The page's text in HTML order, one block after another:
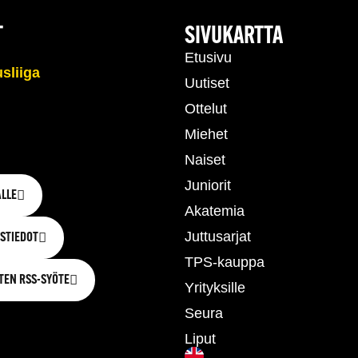
RSS-SYÖTE
SIVUKARTTA
Etusivu
Uutiset
Ottelut
Miehet
Naiset
Juniorit
Akatemia
Juttusarjat
TPS-kauppa
Yrityksille
Seura
Liput